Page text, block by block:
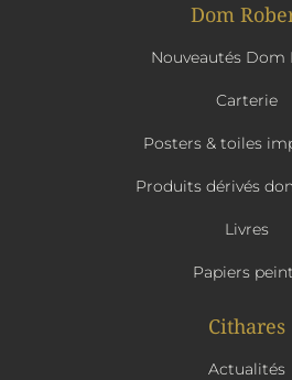
Dom
Nouveautés Dom
Carterie
Posters & toiles
Produits dérivés
Livres
Papiers
Cithares
Actualités